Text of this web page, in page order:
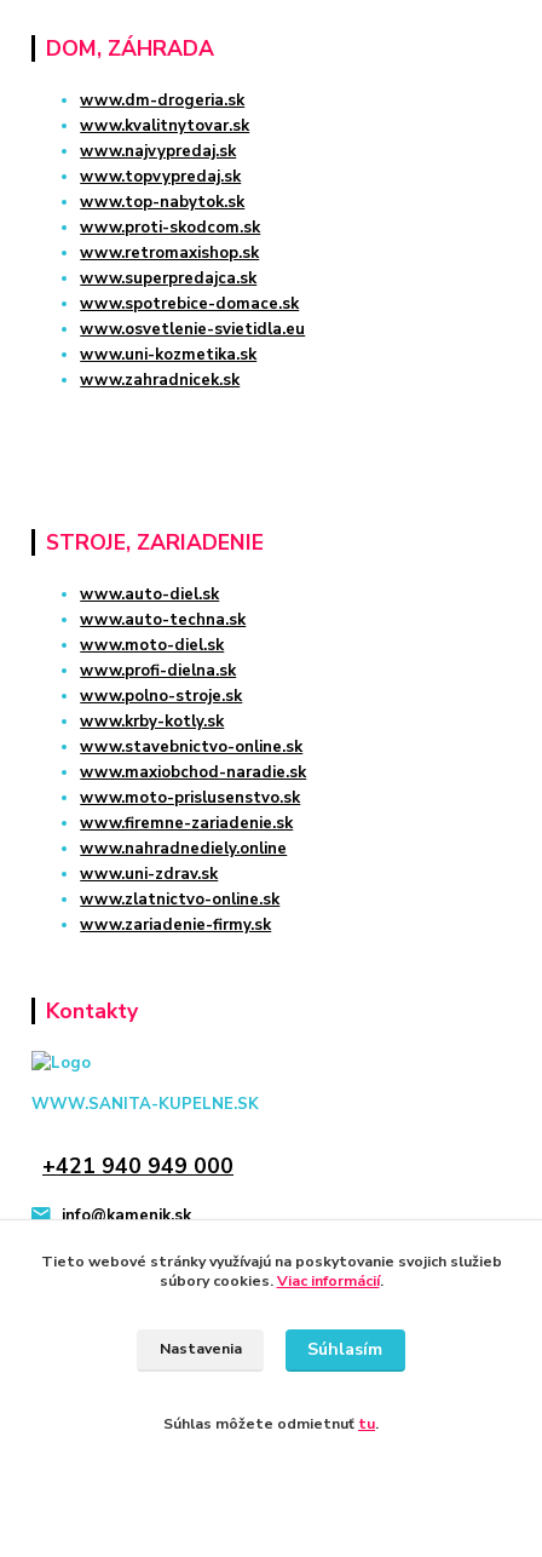
DOM, ZÁHRADA
www.dm-drogeria.sk
www.kvalitnytovar.sk
www.najvypredaj.sk
www.topvypredaj.sk
www.top-nabytok.sk
www.proti-skodcom.sk
www.retromaxishop.sk
www.superpredajca.sk
www.spotrebice-domace.sk
www.osvetlenie-svietidla.eu
www.uni-kozmetika.sk
www.zahradnicek.sk
STROJE, ZARIADENIE
www.auto-diel.sk
www.auto-techna.sk
www.moto-diel.sk
www.profi-dielna.sk
www.polno-stroje.sk
www.krby-kotly.sk
www.stavebnictvo-online.sk
www.maxiobchod-naradie.sk
www.moto-prislusenstvo.sk
www.firemne-zariadenie.sk
www.nahradnediely.online
www.uni-zdrav.sk
www.zlatnictvo-online.sk
www.zariadenie-firmy.sk
Kontakty
WWW.SANITA-KUPELNE.SK
+421 940 949 000
info@kamenik.sk
Tieto webové stránky využívajú na poskytovanie svojich služieb
súbory cookies.Viac informácií.
Nastavenia Súhlasím
Súhlas môžete odmietnuť tu.